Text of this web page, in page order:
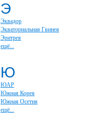
Э
Эквадор
Экваториальная Гвинея
Эритрея
ещё...
Ю
ЮАР
Южная Корея
Южная Осетия
ещё...